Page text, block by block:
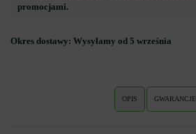
promocjami.
Okres dostawy: Wysyłamy od 5 września
OPIS GWARANCJE